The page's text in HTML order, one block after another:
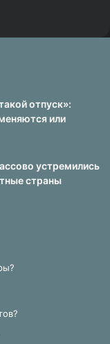
отпуск»:
или
устремились
страны